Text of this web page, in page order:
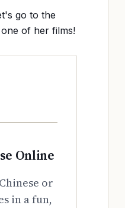
go to the
of her films!
Online
or
in a fun,